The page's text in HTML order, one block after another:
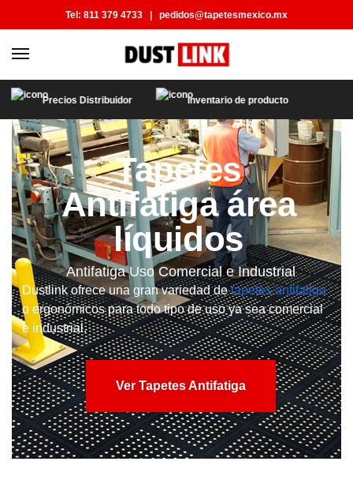
Tel: 811 379 4733 | pedidos@tapetesmexico.mx
Precios Distribuidor Inventario de producto
Tapetes
Antifatiga área
líquidos
Antifatiga Uso Comercial e Industrial
Dustlink ofrece una gran variedad detapetes antifatiga
o ergonómicos para todo tipo de uso ya sea comercial
e industrial.
Ver Tapetes Antifatiga